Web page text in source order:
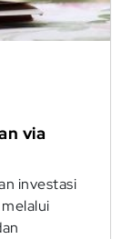
via
investasi